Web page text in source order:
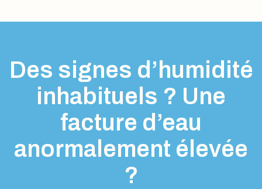
Des signes d’humidité
inhabituels ? Une
facture d’eau
anormalement élevée
?